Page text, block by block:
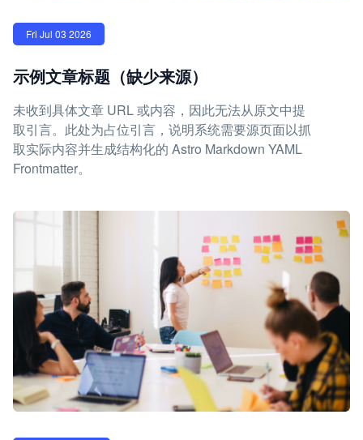
Fri Jul 03 2026
示例文章标题（缺少来源）
未收到具体文章 URL 或内容，因此无法从原文中提
取引言。此处为占位引言，说明系统需要源页面以抓
取实际内容并生成结构化的 Astro Markdown YAML
Frontmatter。